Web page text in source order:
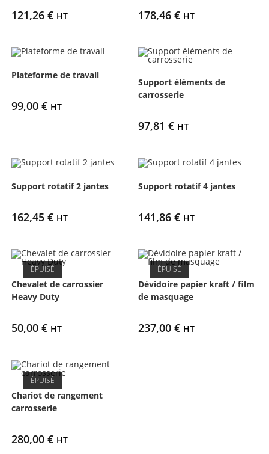
121,26 € HT 178,46€ HT
Plateforme de travail
99,00 € HT
Support éléments de
carrosserie
97,81€ HT
Support rotatif 2 jantes
162,45 € HT
Support rotatif 4 jantes
141,86€ HT
ÉPUISÉ
Chevalet de carrossier
Heavy Duty
50,00 € HT
ÉPUISÉ
Dévidoire papier kraft / film
de masquage
237,00€ HT
ÉPUISÉ
Chariot de rangement
carrosserie
280,00 € HT